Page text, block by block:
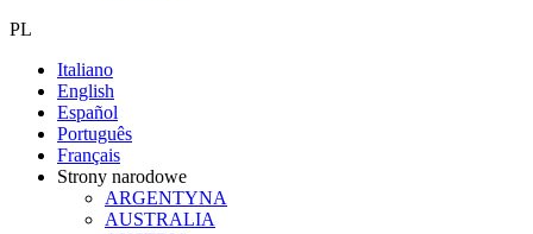
PL
Italiano
English
Español
Português
Français
Strony narodowe
ARGENTYNA
AUSTRALIA